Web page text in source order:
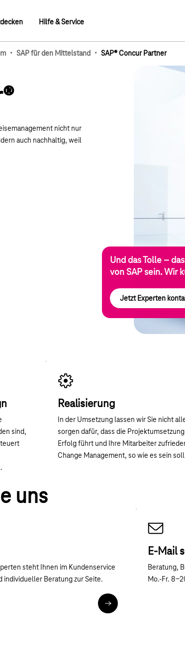
Hilfe & Service
Elemente
· SAP für den Mittelstand · SAP® Concur Partner
nicht nur
auch nachhaltig, weil
Und das Tolle –
von SAP sein. Wir
Jetzt Experten
sind,
Realisierung
In der Umsetzung lassen wir Sie nicht
sorgen dafür, dass die
Erfolg führt und Ihre Mitarbeiter
Change Management, so wie es sein
uns
steht Ihnen im Kundenservice
individueller Beratung zur Seite.
tel:0800 33 04444
E-Mail
Beratung,
Mo.-Fr. 8-